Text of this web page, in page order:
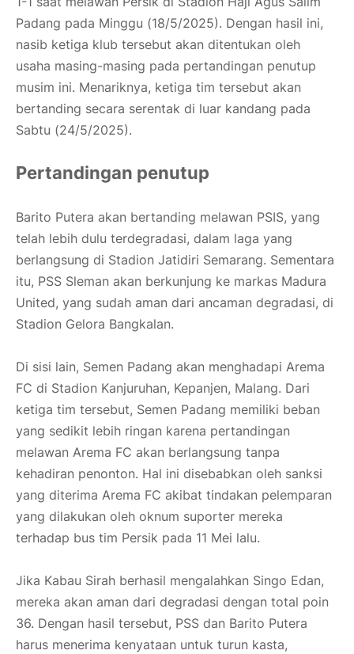
Padang pada Minggu (18/5/2025). Dengan hasil ini,
nasib ketiga klub tersebut akan ditentukan oleh
usaha masing-masing pada pertandingan penutup
musim ini. Menariknya, ketiga tim tersebut akan
bertanding secara serentak di luar kandang pada
Sabtu (24/5/2025).
Pertandingan penutup
Barito Putera akan bertanding melawan PSIS, yang
telah lebih dulu terdegradasi, dalam laga yang
berlangsung di Stadion Jatidiri Semarang. Sementara
itu, PSS Sleman akan berkunjung ke markas Madura
United, yang sudah aman dari ancaman degradasi, di
Stadion Gelora Bangkalan.
Di sisi lain, Semen Padang akan menghadapi Arema
FC di Stadion Kanjuruhan, Kepanjen, Malang. Dari
ketiga tim tersebut, Semen Padang memiliki beban
yang sedikit lebih ringan karena pertandingan
melawan Arema FC akan berlangsung tanpa
kehadiran penonton. Hal ini disebabkan oleh sanksi
yang diterima Arema FC akibat tindakan pelemparan
yang dilakukan oleh oknum suporter mereka
terhadap bus tim Persik pada 11 Mei lalu.
Jika Kabau Sirah berhasil mengalahkan Singo Edan,
mereka akan aman dari degradasi dengan total poin
36. Dengan hasil tersebut, PSS dan Barito Putera
harus menerima kenyataan untuk turun kasta,